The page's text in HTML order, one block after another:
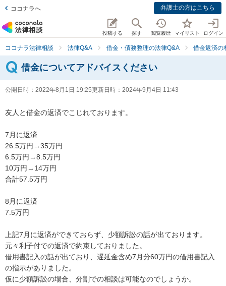
ココナラへ 弁護士の方はこちら
投稿する 探す 閲覧履歴 マイリスト ログイン
ココナラ法律相談 法律Q&A 借金・債務整理の法律Q&A 借金返済の
借金についてアドバイスください
公開日時： 2022年8月1日 19:25更新日時： 2024年9月4日 11:43
友人と借金の返済でこじれております。
7月に返済
26.5万円→35万円
6.5万円→8.5万円
10万円→14万円
合計57.5万円
8月に返済
7.5万円
上記7月に返済ができておらず、少額訴訟の話が出ております。
元々利子付での返済で約束しておりました。
借用書記入の話が出ており、遅延金含め7月分60万円の借用書記入
の指示がありました。
仮に少額訴訟の場合、分割での相談は可能なのでしょうか。